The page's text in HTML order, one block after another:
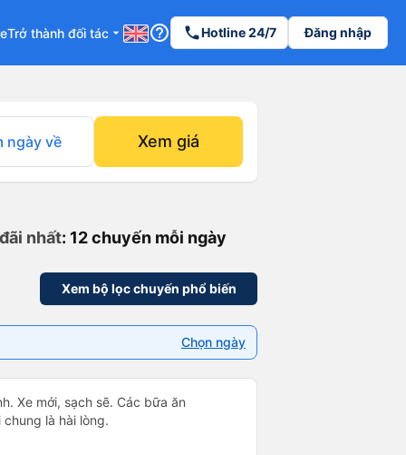
Trở thành đối tác arrow_drop_down help_outline phoneHotline 24/7 Đăng nhập
ngày về Xem giá
nhất: 12 chuyến mỗi ngày
Xem bộ lọc chuyến phổ biến
Chọn ngày
Xe mới, sạch sẽ. Các bữa ăn
là hài lòng.